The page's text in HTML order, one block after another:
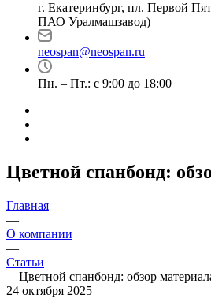
г. Екатеринбург, пл. Первой
ПАО Уралмашзавод)
neospan@neospan.ru
Пн. – Пт.: с 9:00 до 18:00
Цветной спанбонд:
Главная
—
О компании
—
Статьи
—Цветной спанбонд: обзор
24 октября 2025